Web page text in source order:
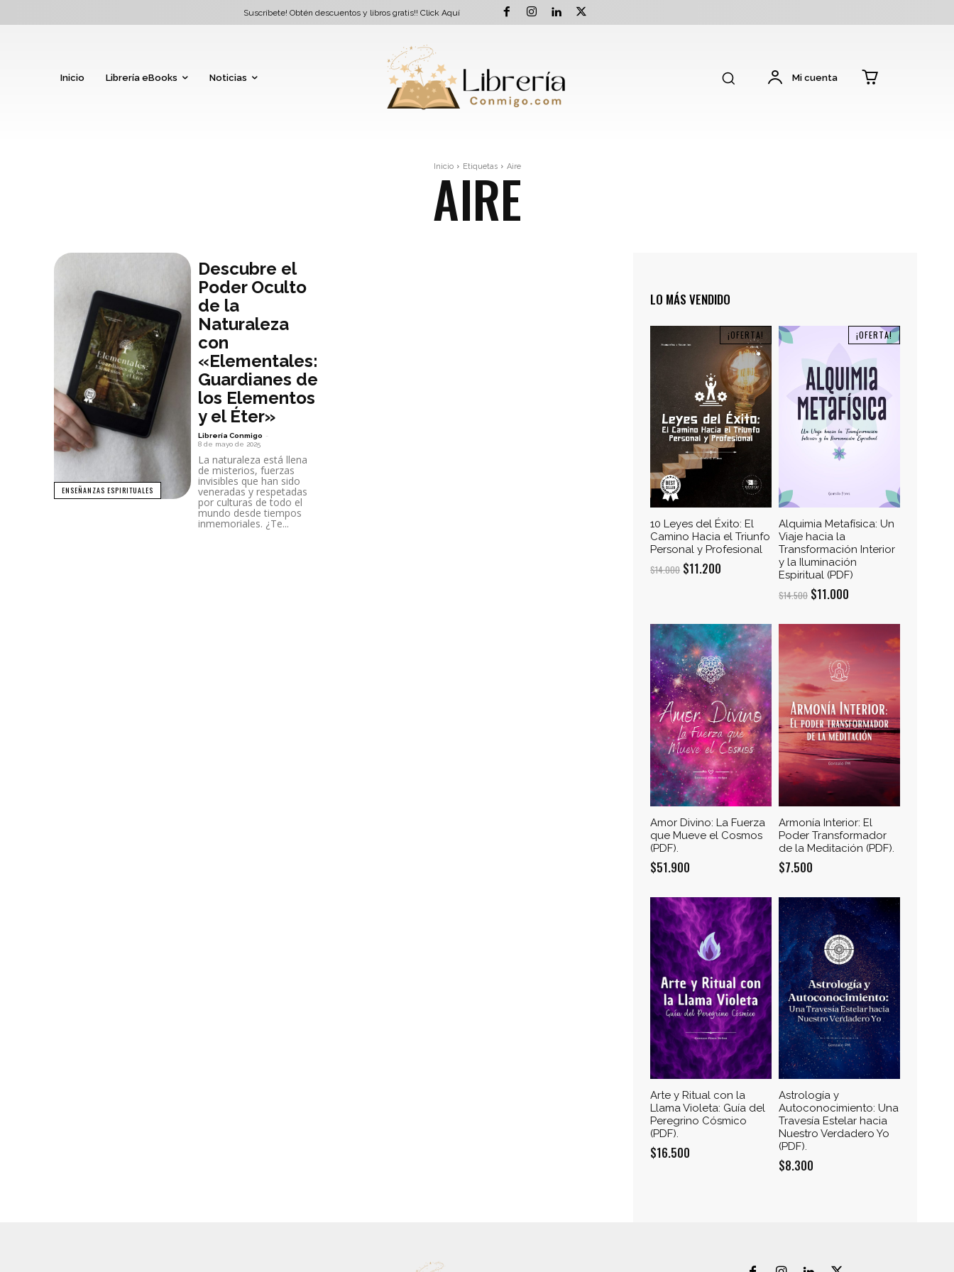
Suscríbete! Obtén descuentos y libros gratis!! Click Aquí
Inicio Librería eBooks Noticias Mi cuenta
Inicio Etiquetas Aire
AIRE
ENSEÑANZAS ESPIRITUALES
Descubre el
Poder Oculto
de la
Naturaleza
con
«Elementales:
Guardianes de
los Elementos
y el Éter»
Librería Conmigo -
8 de mayo de 2025
La naturaleza está llena
de misterios, fuerzas
invisibles que han sido
veneradas y respetadas
por culturas de todo el
mundo desde tiempos
inmemoriales. ¿Te...
LO MÁS VENDIDO
¡OFERTA!
10 Leyes del Éxito: El
Camino Hacia el Triunfo
Personal y Profesional
$14.000 El
era:
$14.000.
$11.200
es:
$11.200.
¡OFERTA!
Alquimia Metafísica: Un
Viaje hacia la
Transformación Interior
y la Iluminación
Espiritual (PDF)
$14.500 El
original
era:
$14.500.
$11.000
es:
$11.000.
Amor Divino: La Fuerza
que Mueve el Cosmos
(PDF).
$51.900
Armonía Interior: El
Poder Transformador
de la Meditación (PDF).
$7.500
Arte y Ritual con la
Llama Violeta: Guía del
Peregrino Cósmico
(PDF).
$16.500
Astrología y
Autoconocimiento: Una
Travesía Estelar hacia
Nuestro Verdadero Yo
(PDF).
$8.300